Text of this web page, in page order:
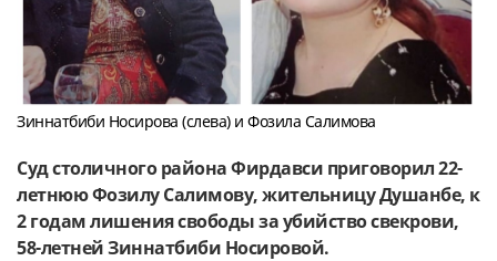
Зиннатбиби Носирова (слева) и Фозила Салимова
Суд столичного района Фирдавси приговорил 22-
летнюю Фозилу Салимову, жительницу Душанбе, к
2 годам лишения свободы за убийство свекрови,
58-летней Зиннатбиби Носировой.